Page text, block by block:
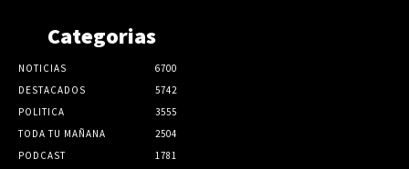
Categorias
NOTICIAS
6700
DESTACADOS
5742
POLITICA
3555
TODA TU MAÑANA
2504
PODCAST
1781